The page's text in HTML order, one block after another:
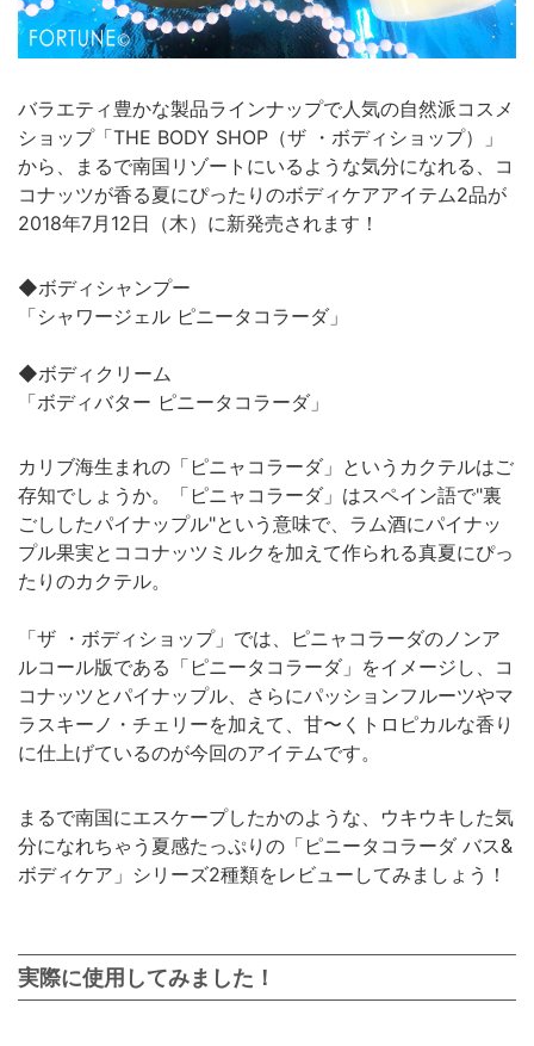
バラエティ豊かな製品ラインナップで人気の自然派コスメ
ショップ「THE BODY SHOP（ザ ・ボディショップ）」
から、まるで南国リゾートにいるような気分になれる、コ
コナッツが香る夏にぴったりのボディケアアイテム2品が
2018年7月12日（木）に新発売されます！
◆ボディシャンプー
「シャワージェル ピニータコラーダ」
◆ボディクリーム
「ボディバター ピニータコラーダ」
カリブ海生まれの「ピニャコラーダ」というカクテルはご
存知でしょうか。「ピニャコラーダ」はスペイン語で"裏
ごししたパイナップル"という意味で、ラム酒にパイナッ
プル果実とココナッツミルクを加えて作られる真夏にぴっ
たりのカクテル。
「ザ ・ボディショップ」では、ピニャコラーダのノンア
ルコール版である「ピニータコラーダ」をイメージし、コ
コナッツとパイナップル、さらにパッションフルーツやマ
ラスキーノ・チェリーを加えて、甘〜くトロピカルな香り
に仕上げているのが今回のアイテムです。
まるで南国にエスケープしたかのような、ウキウキした気
分になれちゃう夏感たっぷりの「ピニータコラーダ バス&
ボディケア」シリーズ2種類をレビューしてみましょう！
実際に使用してみました！